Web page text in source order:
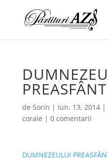
PREASFÂNT
de Sorin | iun. 13, 2014|
corale | 0 comentarii
DUMNEZEULUI